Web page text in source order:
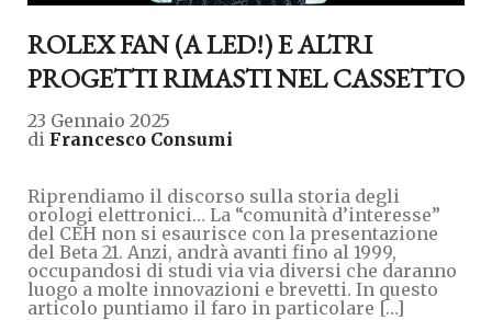
ROLEX FAN (A LED!) E ALTRI
PROGETTI RIMASTI NEL CASSETTO
23 Gennaio 2025
di Francesco Consumi
Riprendiamo il discorso sulla storia degli
orologi elettronici… La “comunità d’interesse”
del CEH non si esaurisce con la presentazione
del Beta 21. Anzi, andrà avanti fino al 1999,
occupandosi di studi via via diversi che daranno
luogo a molte innovazioni e brevetti. In questo
articolo puntiamo il faro in particolare […]